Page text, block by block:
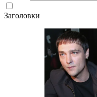
Заголовки